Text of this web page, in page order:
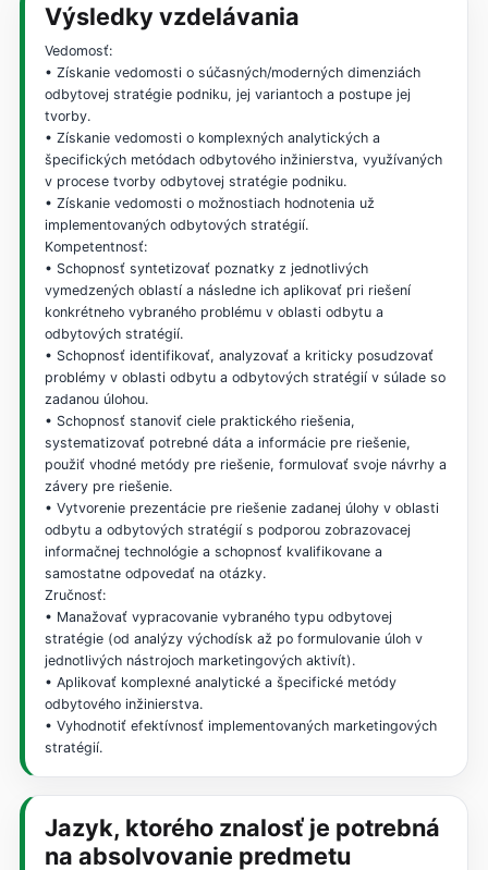
Výsledky vzdelávania
Vedomosť:
• Získanie vedomosti o súčasných/moderných dimenziách
odbytovej stratégie podniku, jej variantoch a postupe jej
tvorby.
• Získanie vedomosti o komplexných analytických a
špecifických metódach odbytového inžinierstva, využívaných
v procese tvorby odbytovej stratégie podniku.
• Získanie vedomosti o možnostiach hodnotenia už
implementovaných odbytových stratégií.
Kompetentnosť:
• Schopnosť syntetizovať poznatky z jednotlivých
vymedzených oblastí a následne ich aplikovať pri riešení
konkrétneho vybraného problému v oblasti odbytu a
odbytových stratégií.
• Schopnosť identifikovať, analyzovať a kriticky posudzovať
problémy v oblasti odbytu a odbytových stratégií v súlade so
zadanou úlohou.
• Schopnosť stanoviť ciele praktického riešenia,
systematizovať potrebné dáta a informácie pre riešenie,
použiť vhodné metódy pre riešenie, formulovať svoje návrhy a
závery pre riešenie.
• Vytvorenie prezentácie pre riešenie zadanej úlohy v oblasti
odbytu a odbytových stratégií s podporou zobrazovacej
informačnej technológie a schopnosť kvalifikovane a
samostatne odpovedať na otázky.
Zručnosť:
• Manažovať vypracovanie vybraného typu odbytovej
stratégie (od analýzy východísk až po formulovanie úloh v
jednotlivých nástrojoch marketingových aktivít).
• Aplikovať komplexné analytické a špecifické metódy
odbytového inžinierstva.
• Vyhodnotiť efektívnosť implementovaných marketingových
stratégií.
Jazyk, ktorého znalosť je potrebná
na absolvovanie predmetu